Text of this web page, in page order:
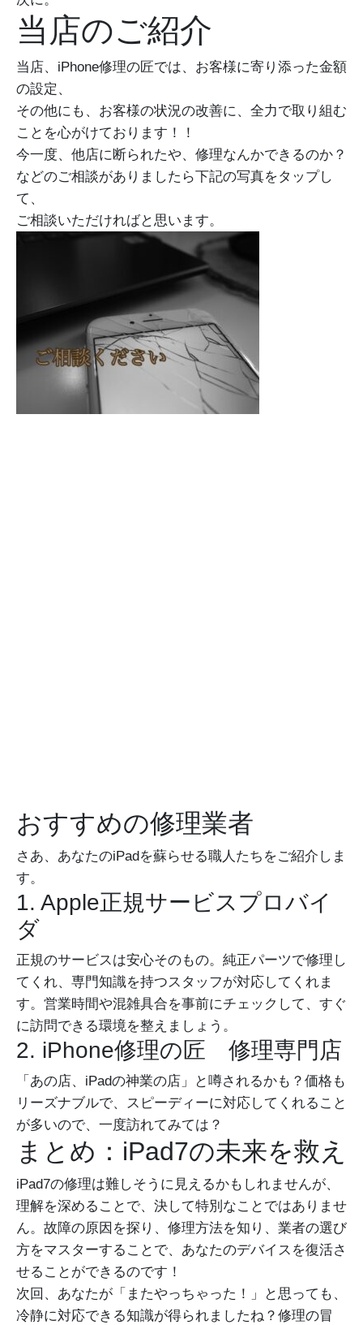
当店のご紹介
当店、iPhone修理の匠では、お客様に寄り添った金額
の設定、
その他にも、お客様の状況の改善に、全力で取り組む
ことを心がけております！！
今一度、他店に断られたや、修理なんかできるのか？
などのご相談がありましたら下記の写真をタップし
て、
ご相談いただければと思います。
おすすめの修理業者
さあ、あなたのiPadを蘇らせる職人たちをご紹介しま
す。
1. Apple正規サービスプロバイ
ダ
正規のサービスは安心そのもの。純正パーツで修理し
てくれ、専門知識を持つスタッフが対応してくれま
す。営業時間や混雑具合を事前にチェックして、すぐ
に訪問できる環境を整えましょう。
2. iPhone修理の匠 修理専門店
「あの店、iPadの神業の店」と噂されるかも？価格も
リーズナブルで、スピーディーに対応してくれること
が多いので、一度訪れてみては？
まとめ：iPad7の未来を救え
iPad7の修理は難しそうに見えるかもしれませんが、
理解を深めることで、決して特別なことではありませ
ん。故障の原因を探り、修理方法を知り、業者の選び
方をマスターすることで、あなたのデバイスを復活さ
せることができるのです！
次回、あなたが「またやっちゃった！」と思っても、
冷静に対応できる知識が得られましたね？修理の冒